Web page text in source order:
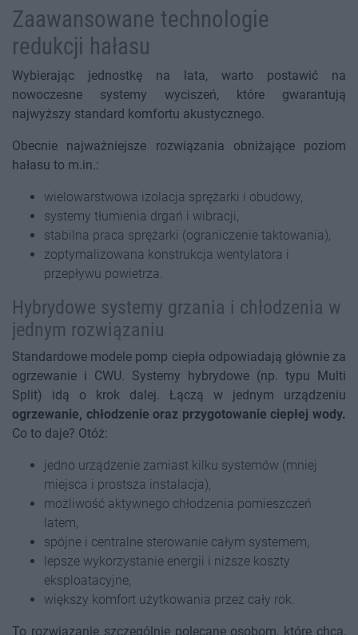
Zaawansowane technologie
redukcji hałasu
Wybierając jednostkę na lata, warto postawić na
nowoczesne systemy wyciszeń, które gwarantują
najwyższy standard komfortu akustycznego.
Obecnie najważniejsze rozwiązania obniżające poziom
hałasu to m.in.:
wielowarstwowa izolacja sprężarki i obudowy,
systemy tłumienia drgań i wibracji,
stabilna praca sprężarki (ograniczenie taktowania),
zoptymalizowana konstrukcja wentylatora i
przepływu powietrza.
Hybrydowe systemy grzania i chłodzenia w
jednym rozwiązaniu
Standardowe modele pomp ciepła odpowiadają głównie za
ogrzewanie i CWU. Systemy hybrydowe (np. typu Multi
Split) idą o krok dalej. Łączą w jednym urządzeniu
ogrzewanie, chłodzenie oraz przygotowanie ciepłej wody.
Co to daje? Otóż:
jedno urządzenie zamiast kilku systemów (mniej
miejsca i prostsza instalacja),
możliwość aktywnego chłodzenia pomieszczeń
latem,
spójne i centralne sterowanie całym systemem,
lepsze wykorzystanie energii i niższe koszty
eksploatacyjne,
większy komfort użytkowania przez cały rok.
To rozwiązanie szczególnie polecane osobom, które chcą,